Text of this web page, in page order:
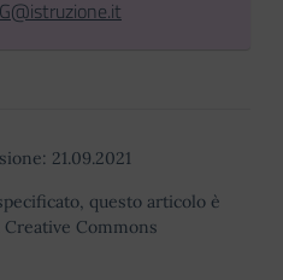
21.09.2021
questo articolo è
Commons